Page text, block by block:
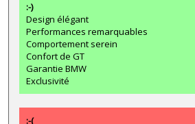
:-)
Design élégant
Performances remarquables
Comportement serein
Confort de GT
Garantie BMW
Exclusivité
:-(